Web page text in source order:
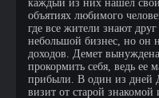
каждый из них нашел
объятиях любимого
где все жители знают
небольшой бизнес, но он
доходов. Демет
прокормить себя, ведь ее
прибыли. В один из дней
визит от старой знакомой